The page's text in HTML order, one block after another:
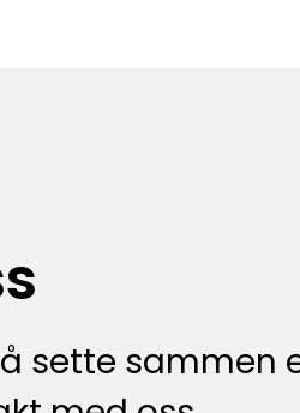
sette sammen